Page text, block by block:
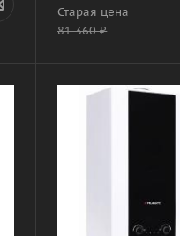
Старая цена
81 360₽